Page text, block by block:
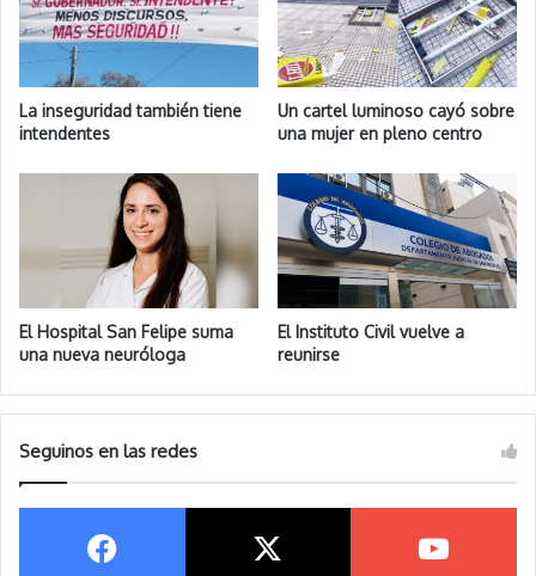
La inseguridad también tiene
intendentes
Un cartel luminoso cayó sobre
una mujer en pleno centro
El Hospital San Felipe suma
una nueva neuróloga
El Instituto Civil vuelve a
reunirse
Seguinos en las redes